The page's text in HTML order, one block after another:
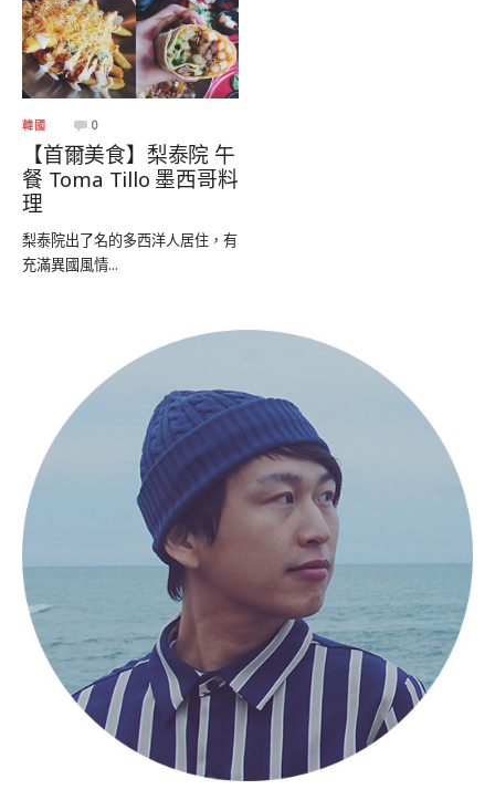
韓國 0
【首爾美食】梨泰院 午
餐 Toma Tillo 墨西哥料
理
梨泰院出了名的多西洋人居住，有
充滿異國風情...